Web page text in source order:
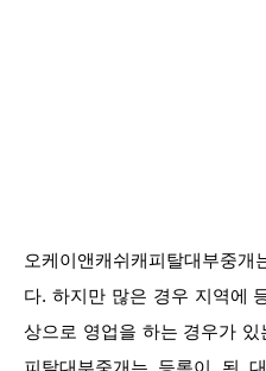
오케이앤캐쉬캐피탈대부중
다. 하지만 많은 경우 지역에
상으로 영업을 하는 경우가
피탈대부중개는 등록이 된